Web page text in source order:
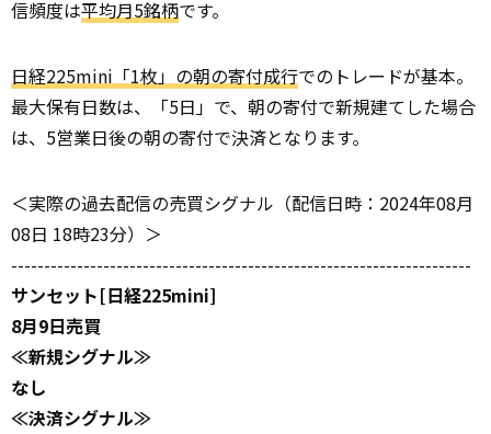
信頻度は平均月5銘柄です。
日経225mini「1枚」の朝の寄付成行でのトレードが基本。
最大保有日数は、「5日」で、朝の寄付で新規建てした場合
は、5営業日後の朝の寄付で決済となります。
＜実際の過去配信の売買シグナル（配信日時：2024年08月
08日 18時23分）＞
----------------------------------------------------------------------
サンセット[日経225mini]
8月9日売買
≪新規シグナル≫
なし
≪決済シグナル≫